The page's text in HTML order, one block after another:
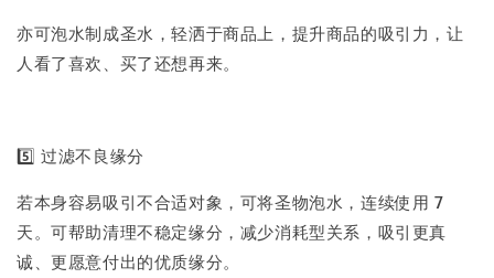
亦可泡水制成圣水，轻洒于商品上，提升商品的吸引力，让
人看了喜欢、买了还想再来。
5️⃣ 过滤不良缘分
若本身容易吸引不合适对象，可将圣物泡水，连续使用 7
天。可帮助清理不稳定缘分，减少消耗型关系，吸引更真
诚、更愿意付出的优质缘分。